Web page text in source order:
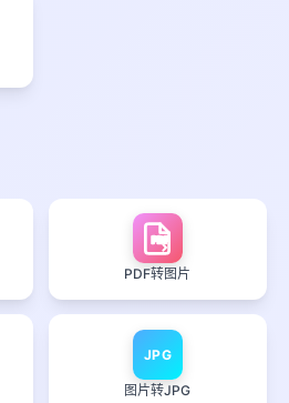
PDF
PDF转图片
JPG
图片转JPG